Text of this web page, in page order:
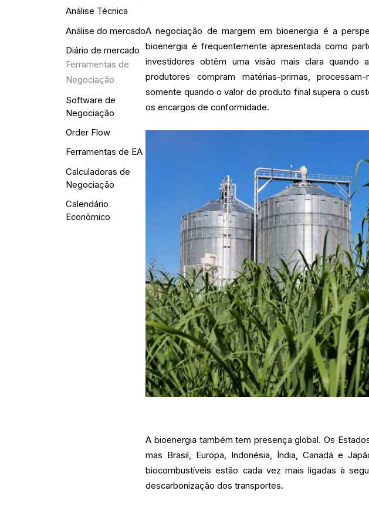
Análise Técnica
Análise do mercado
Diário de mercado
Ferramentas de
Negociação
Software de
Negociação
Order Flow
Ferramentas de EA
Calculadoras de
Negociação
Calendário
Econômico
A negociação de margem em bioenergia é a
bioenergia é frequentemente apresentada como
investidores obtêm uma visão mais clara
produtores compram matérias-primas,
somente quando o valor do produto final supera o
os encargos de conformidade.
A bioenergia também tem presença global. Os
mas Brasil, Europa, Indonésia, Índia, Canadá e
biocombustíveis estão cada vez mais ligadas à
descarbonização dos transportes.